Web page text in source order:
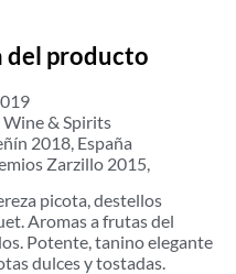
del producto
Wine & Spirits
2018, España
Zarzillo 2015,
picota, destellos
Aromas a frutas del
Potente, tanino elegante
dulces y tostadas.